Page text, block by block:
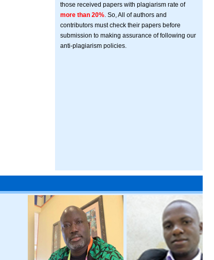
those received papers with plagiarism rate of
more than 20% . So, All of authors and
contributors must check their papers before
submission to making assurance of following our
anti-plagiarism policies.